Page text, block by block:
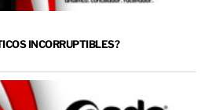
INCORRUPTIBLES?